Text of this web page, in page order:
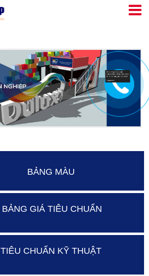
Nhảy
đến
BẢNG MÀU
BẢNG GIÁ TIÊU CHUẨN
TIÊU CHUẨN KỸ THUẬT